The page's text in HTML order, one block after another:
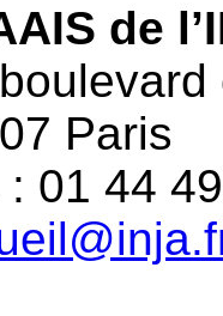
de
Paris
: 01 44